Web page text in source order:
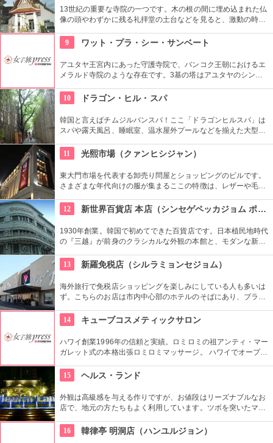
13世紀の重要な寺院の一つです。木の根の間に埋め込まれた仏
像の頭やわずかに残る礼拝堂の土台などを見ると、激動の時代
9
ワット・プラ・シー・サンベート
アユタヤ王宮内にあった守護寺院で、バンコク王朝におけるエ
メラルド寺院のような存在です。3基の塔はアユタヤのシンボ
です。
10 ドラゴン・ヒル・スパ
韓国と言えばチムジルバンスパ！ここ「ドラゴンヒルスパ」は
スパや露天風呂、睡眠室、温水屋外プールなどを揃えた大型施
やゴルフ練習場、マッサージ、レストランなど様々なお楽しみ
スポットがあるので、時間が過ぎるのもあっという間です！
11 光熙市場（クァンヒシジャン）
東大門市場を代表する卸売り問屋とショッピングのビルです。
さまざまな年代向けの服が集まるここの特徴は、レザーや毛皮
買い付けに集まります。夜22時頃から本格的に賑わいます。
12 新世界百貨店 本店（シンセゲペッカジョム ポンジョム）
1930年創業。韓国で初めてできた百貨店です。日本植民地時代
の『三越』が前身のクラシカルな外観の本館と、モダンな新館
の中でも富裕層を対象とした品揃えが多く、ゆっくりとお買い
物ができます。
13 新羅免税店（シルラミョンセジョム）
海外旅行で免税店ショッピングを楽しみにしている人も多いは
ず。こちらのお店は市内中心部のホテルのそばにあり、ブラン
す。買い物をがんばった後は屋上の休憩スペースで癒されて。
14 キューブコスメティックサロン
ハワイ創業1996年の信頼と実績。ロミロミの祖アンティ・マー
ガレット式の本格出張ロミロミマッサージ。 ハワイでオープン
在はホテル出張のみの営業。
15 ヘルス・ランド
外観は高級感を与える作りですが、お値段はリーズナブルなお
店で、地元の方たちもよく利用しています。ツボを突いたマッ
16
韓律亭 明洞店（ハンユルジョン）